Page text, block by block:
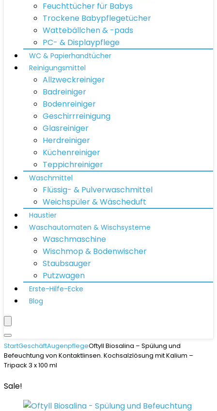
Feuchttücher für Babys
Trockene Babypflegetücher
Wattebällchen & -pads
PC- & Displaypflege
WC & Papierhandtücher
Reinigungsmittel
Allzweckreiniger
Badreiniger
Bodenreiniger
Geschirrreinigung
Glasreiniger
Herdreiniger
Küchenreiniger
Teppichreiniger
Waschmittel
Flüssig- & Pulverwaschmittel
Weichspüler & Wäscheduft
Haustier
Waschautomaten & Wischsysteme
Waschmaschine
Wischmop & Bodenwischer
Staubsauger
Putzwagen
Erste-Hilfe-Ecke
Blog
StartGeschäftAugenpflegeOftyll Biosalina – Spülung und
Befeuchtung von Kontaktlinsen. Kochsalzlösung mit Kalium –
Tripack 3 x 100 ml
Sale!